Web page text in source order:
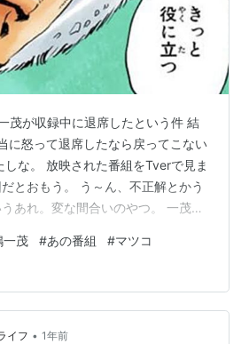
が収録中に退席したという件 結
に怒って退席したなら戻ってこない
しな。 放映された番組をTverで見ま
とおもう。 う～ん、不正解とかう
あれ。変な間合いのやつ。 一茂の
イズでしたっけ？ 高橋のスキル不
じりに愛がない。とくに最近。 聞
る。 一茂いじっとけば面白いと思
ぜそんな上から発言なのか。 あの
思ってるようだがお前も違うか
一茂 #あの番組 #マツコ
イフ • 1年前